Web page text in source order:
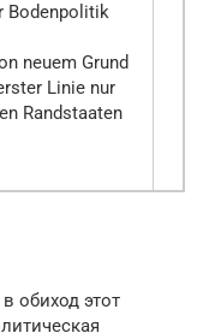
Bodenpolitik
neuem Grund
Linie nur
Randstaaten
обиход этот